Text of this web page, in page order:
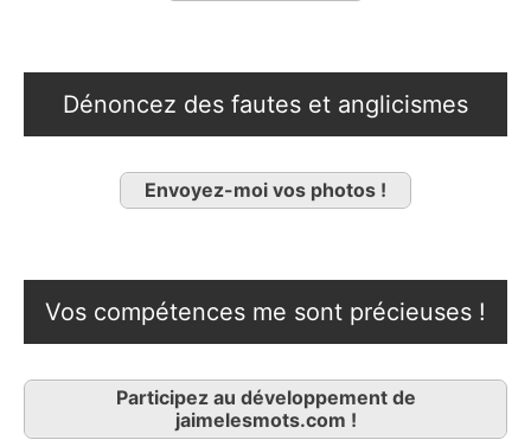
Dénoncez des fautes et anglicismes
Envoyez-moi vos photos !
Vos compétences me sont précieuses !
Participez au développement de
jaimelesmots.com !